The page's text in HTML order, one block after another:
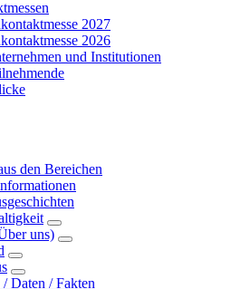
2027
2026
und Institutionen
den Bereichen
uns)
/ Daten / Fakten